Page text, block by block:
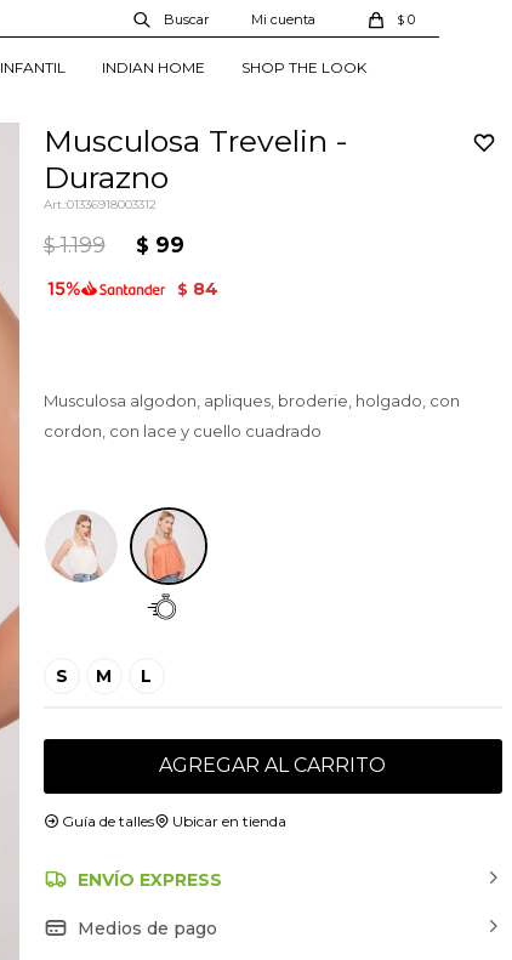
INFANTIL INDIAN HOME SHOP THE LOOK
$ 0
Musculosa Trevelin -
Durazno
01336918003312
$ 1.199 $ 99
$ 84
Musculosa algodon, apliques, broderie, holgado, con
cordon, con lace y cuello cuadrado
S M L
AGREGAR AL CARRITO
Guía de talles Ubicar en tienda
ENVÍO EXPRESS
Medios de pago